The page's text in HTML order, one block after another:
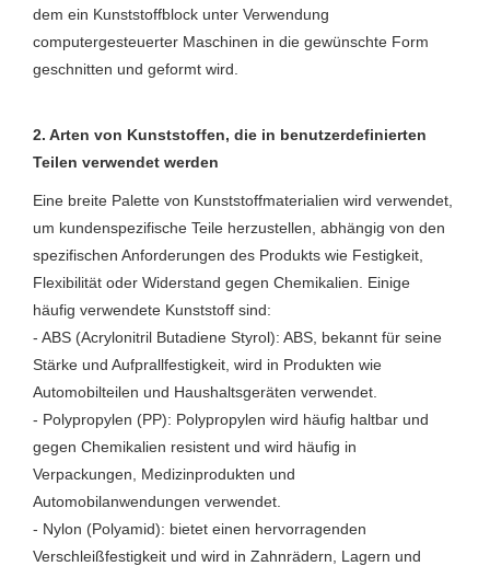
dem ein Kunststoffblock unter Verwendung
computergesteuerter Maschinen in die gewünschte Form
geschnitten und geformt wird.
2. Arten von Kunststoffen, die in benutzerdefinierten
Teilen verwendet werden
Eine breite Palette von Kunststoffmaterialien wird verwendet,
um kundenspezifische Teile herzustellen, abhängig von den
spezifischen Anforderungen des Produkts wie Festigkeit,
Flexibilität oder Widerstand gegen Chemikalien. Einige
häufig verwendete Kunststoff sind:
- ABS (Acrylonitril Butadiene Styrol): ABS, bekannt für seine
Stärke und Aufprallfestigkeit, wird in Produkten wie
Automobilteilen und Haushaltsgeräten verwendet.
- Polypropylen (PP): Polypropylen wird häufig haltbar und
gegen Chemikalien resistent und wird häufig in
Verpackungen, Medizinprodukten und
Automobilanwendungen verwendet.
- Nylon (Polyamid): bietet einen hervorragenden
Verschleißfestigkeit und wird in Zahnrädern, Lagern und